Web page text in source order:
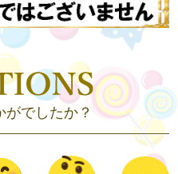
がでしたか？